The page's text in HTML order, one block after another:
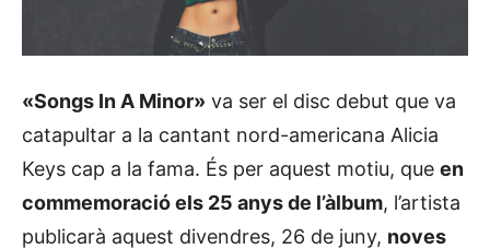
«Songs In A Minor» va ser el disc debut que va
catapultar a la cantant nord-americana Alicia
Keys cap a la fama. És per aquest motiu, que en
commemoració els 25 anys de l’àlbum, l’artista
publicarà aquest divendres, 26 de juny, noves